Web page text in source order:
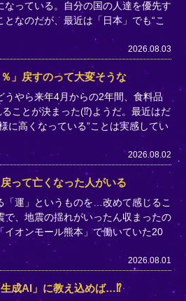
なっている。自分の国の人達を優先す
なのだが、最近は「日本」でも“こ
2026.08.03
」戻すのって大変そうな
うやら来年4月からの2年間、食料品
ことが決まった(⁉)ようだ。最近はだ
に高くなっている”ことは実感してい
2026.08.02
って亡くなった人がいる
「運」というものを…改めて感じるこ
で、地震の揺れがいったん収まったの
イオンモール熊本」で働いていた20
2026.08.01
生成AI」に教え込めば…⁉